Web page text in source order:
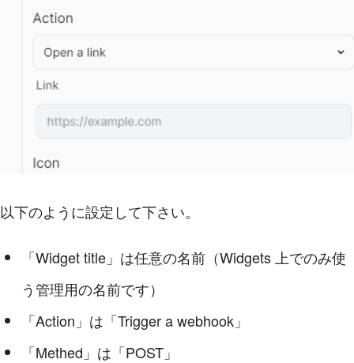
以下のように設定して下さい。
「Widget title」は任意の名前（Widgets 上でのみ使
う管理用の名前です）
「Action」は「Trigger a webhook」
「Methed」は「POST」